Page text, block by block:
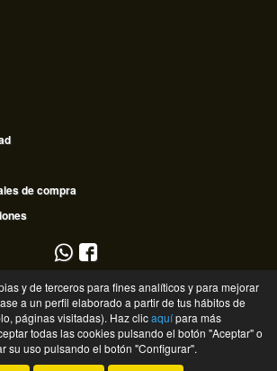
de compra
953 796 510
635 672 334
- 2026 - Tienda online de recambios de Gira
y de terceros para fines analíticos y para mejorar
a un perfil elaborado a partir de tus hábitos de
páginas visitadas). Haz clicaquípara más
todas las cookies pulsando el botón "Aceptar" o
su uso pulsando el botón "Configurar".